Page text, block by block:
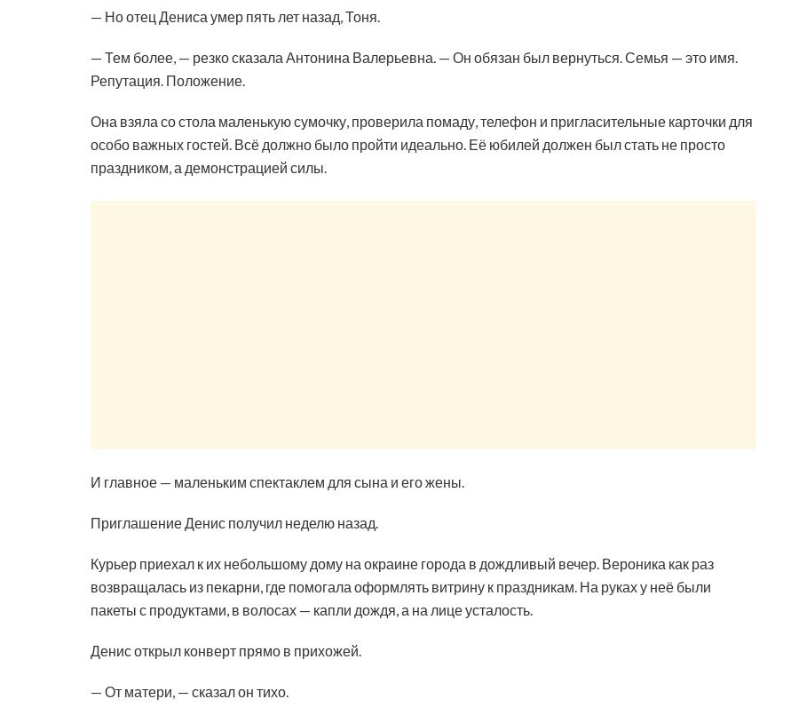
— Но отец Дениса умер пять лет назад, Тоня.
— Тем более, — резко сказала Антонина Валерьевна. — Он обязан был вернуться. Семья — это имя.
Репутация. Положение.
Она взяла со стола маленькую сумочку, проверила помаду, телефон и пригласительные карточки для
особо важных гостей. Всё должно было пройти идеально. Её юбилей должен был стать не просто
праздником, а демонстрацией силы.
И главное — маленьким спектаклем для сына и его жены.
Приглашение Денис получил неделю назад.
Курьер приехал к их небольшому дому на окраине города в дождливый вечер. Вероника как раз
возвращалась из пекарни, где помогала оформлять витрину к праздникам. На руках у неё были
пакеты с продуктами, в волосах — капли дождя, а на лице усталость.
Денис открыл конверт прямо в прихожей.
— От матери, — сказал он тихо.